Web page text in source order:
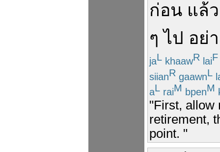
ก่อน แล้ว
ๆไป อย่
jaL khaawR laiF
siianR gaawnL
aL raiM bpenM
"First, allow
retirement,
point. "